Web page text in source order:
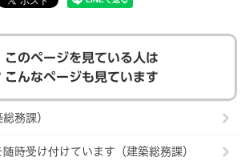
このページを見ている人は
こんなページも見ています
務課）
時受け付けています（建築総務課）